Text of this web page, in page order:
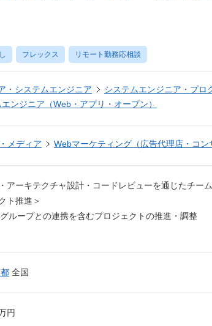
フレックス リモート勤務応相談
・システムエンジニア
システムエンジニア・プロ
ンジニア（Web・アプリ・オープン）
メディア Webマーケティング（広告代理店・コン
アーキテクチャ設計・コードレビューを通じたチー
ト推進＞
グループとの連携を含むプロジェクトの推進・調整
全国
円